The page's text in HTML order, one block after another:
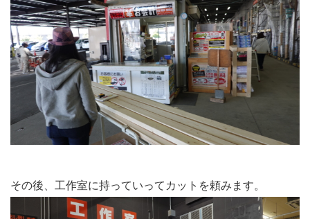
その後、工作室に持っていってカットを頼みます。